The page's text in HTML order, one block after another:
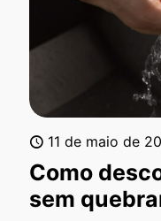
11 de maio de
Como
sem